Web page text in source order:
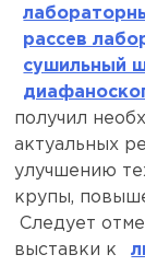
рассев
сушильный
получил
актуальных
улучшению
крупы,
Следует
выставки к